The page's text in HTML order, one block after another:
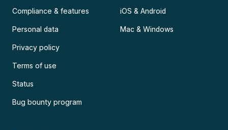
Compliance & features
Personal data
Privacy policy
Terms of use
Status
Bug bounty program
iOS & Android
Mac & Windows